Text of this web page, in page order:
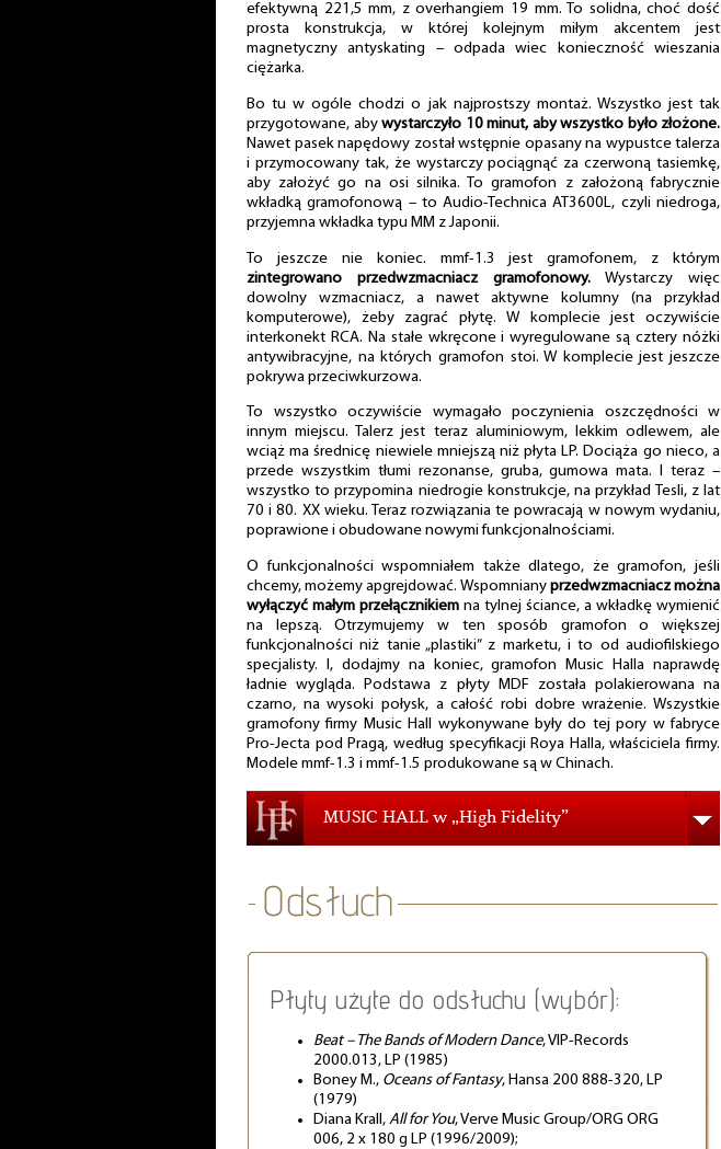
efektywną 221,5 mm, z overhangiem 19 mm. To solidna, choć dość
prosta konstrukcja, w której kolejnym miłym akcentem jest
magnetyczny antyskating – odpada wiec konieczność wieszania
ciężarka.
Bo tu w ogóle chodzi o jak najprostszy montaż. Wszystko jest tak
przygotowane, aby wystarczyło 10 minut, aby wszystko było złożone.
Nawet pasek napędowy został wstępnie opasany na wypustce talerza
i przymocowany tak, że wystarczy pociągnąć za czerwoną tasiemkę,
aby założyć go na osi silnika. To gramofon z założoną fabrycznie
wkładką gramofonową – to Audio-Technica AT3600L, czyli niedroga,
przyjemna wkładka typu MM z Japonii.
To jeszcze nie koniec. mmf-1.3 jest gramofonem, z którym
zintegrowano przedwzmacniacz gramofonowy. Wystarczy więc
dowolny wzmacniacz, a nawet aktywne kolumny (na przykład
komputerowe), żeby zagrać płytę. W komplecie jest oczywiście
interkonekt RCA. Na stałe wkręcone i wyregulowane są cztery nóżki
antywibracyjne, na których gramofon stoi. W komplecie jest jeszcze
pokrywa przeciwkurzowa.
To wszystko oczywiście wymagało poczynienia oszczędności w
innym miejscu. Talerz jest teraz aluminiowym, lekkim odlewem, ale
wciąż ma średnicę niewiele mniejszą niż płyta LP. Dociąża go nieco, a
przede wszystkim tłumi rezonanse, gruba, gumowa mata. I teraz –
wszystko to przypomina niedrogie konstrukcje, na przykład Tesli, z lat
70 i 80. XX wieku. Teraz rozwiązania te powracają w nowym wydaniu,
poprawione i obudowane nowymi funkcjonalnościami.
O funkcjonalności wspomniałem także dlatego, że gramofon, jeśli
chcemy, możemy apgrejdować. Wspomniany przedwzmacniacz można
wyłączyć małym przełącznikiem na tylnej ściance, a wkładkę wymienić
na lepszą. Otrzymujemy w ten sposób gramofon o większej
funkcjonalności niż tanie „plastiki” z marketu, i to od audiofilskiego
specjalisty. I, dodajmy na koniec, gramofon Music Halla naprawdę
ładnie wygląda. Podstawa z płyty MDF została polakierowana na
czarno, na wysoki połysk, a całość robi dobre wrażenie. Wszystkie
gramofony firmy Music Hall wykonywane były do tej pory w fabryce
Pro-Jecta pod Pragą, według specyfikacji Roya Halla, właściciela firmy.
Modele mmf-1.3 i mmf-1.5 produkowane są w Chinach.
MUSIC HALL w „High Fidelity”
Płyty użyte do odsłuchu (wybór):
Beat – The Bands of Modern Dance, VIP-Records
2000.013, LP (1985)
Boney M., Oceans of Fantasy, Hansa 200 888-320, LP
(1979)
Diana Krall, All for You, Verve Music Group/ORG ORG
006, 2 x 180 g LP (1996/2009);